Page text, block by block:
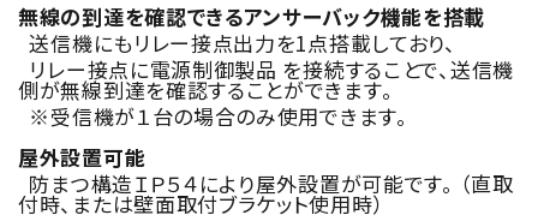
無線の到達を確認できるアンサーバック機能を搭載
送信機にもリレー接点出力を1点搭載しており、
リレー接点に電源制御製品 を接続することで、送信機
側が無線到達を確認することができます。
※受信機が１台の場合のみ使用できます。
屋外設置可能
防まつ構造ＩＰ５４により屋外設置が可能です。 （直取
付時、または壁面取付ブラケット使用時）